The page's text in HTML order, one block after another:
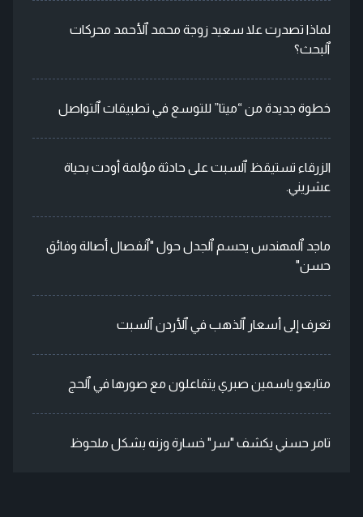
لماذا تصدرت علا سعيد زوجة محمد ٱلأحمد محركات
ٱلبحث؟
خطوة جديدة من “ميتا” للتوسع في تطبيقات ٱلتواصل
الزرقاء تستيقظ ٱلسبت على حادثة مؤلمة أودت بحياة
عشريني.
ماجد ٱلمهندس يحسم ٱلجدل حول "ٱنفصال أصالة وفائق
حسن"
تعرف إلى أسعار ٱلذهب في ٱلأردن ٱلسبت
متابعو ياسمين صبري يتفاعلون مع صورها في ٱلحج
تامر حسني يكشف "سر" خسارة وزنه بشكل ملحوظ